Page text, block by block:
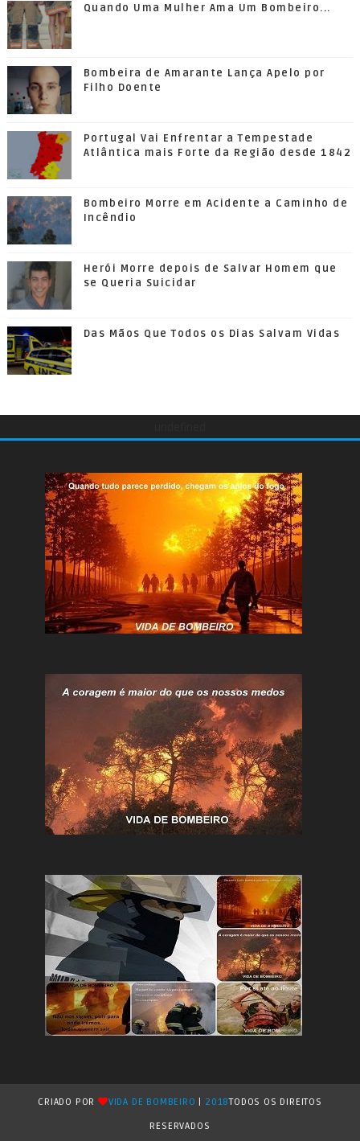
Quando Uma Mulher Ama Um Bombeiro...
Bombeira de Amarante Lança Apelo por
Filho Doente
Portugal Vai Enfrentar a Tempestade
Atlântica mais Forte da Região desde 1842
Bombeiro Morre em Acidente a Caminho de
Incêndio
Herói Morre depois de Salvar Homem que
se Queria Suicidar
Das Mãos Que Todos os Dias Salvam Vidas
CRIADO POR VIDA DE BOMBEIRO | 2018TODOS OS DIREITOS
RESERVADOS